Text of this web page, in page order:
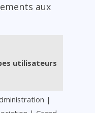
aux
utilisateurs
|